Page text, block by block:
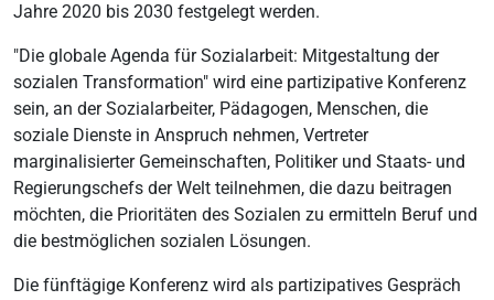
Jahre 2020 bis 2030 festgelegt werden.
"Die globale Agenda für Sozialarbeit: Mitgestaltung der
sozialen Transformation" wird eine partizipative Konferenz
sein, an der Sozialarbeiter, Pädagogen, Menschen, die
soziale Dienste in Anspruch nehmen, Vertreter
marginalisierter Gemeinschaften, Politiker und Staats- und
Regierungschefs der Welt teilnehmen, die dazu beitragen
möchten, die Prioritäten des Sozialen zu ermitteln Beruf und
die bestmöglichen sozialen Lösungen.
Die fünftägige Konferenz wird als partizipatives Gespräch